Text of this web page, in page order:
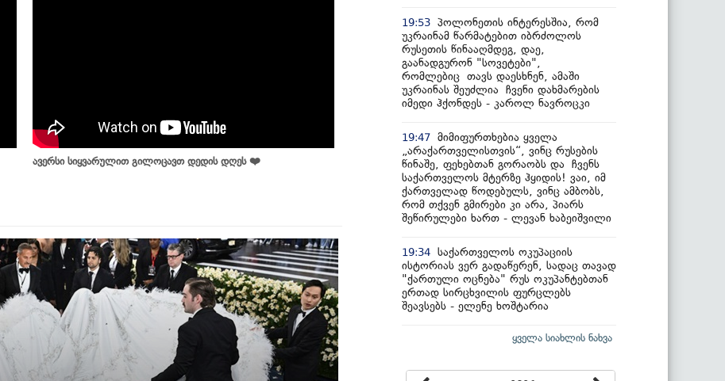
ავერსი სიყვარულით გილოცავთ დედის დღეს ❤️
19:53 პოლონეთის ინტერესშია, რომ
უკრაინამ წარმატებით იბრძოლოს
რუსეთის წინააღმდეგ, დაე,
გაანადგურონ "სოვეტები",
რომლებიც თავს დაესხნენ, ამაში
უკრაინას შეუძლია ჩვენი დახმარების
იმედი ჰქონდეს - კაროლ ნავროცკი
19:47 მიმიფურთხებია ყველა
„არაქართველისთვის“, ვინც რუსების
წინაშე, ფეხებთან გორაობს და ჩვენს
საქართველოს მტერზე ჰყიდის! ვაი, იმ
ქართველად წოდებულს, ვინც ამბობს,
რომ თქვენ გმირები კი არა, პიარს
შეწირულები ხართ - ლევან ხაბეიშვილი
19:34 საქართველოს ოკუპაციის
ისტორიას ვერ გადაწერენ, სადაც თავად
"ქართული ოცნება" რუს ოკუპანტებთან
ერთად სირცხვილის ფურცლებს
შეავსებს - ელენე ხოშტარია
ყველა სიახლის ნახვა